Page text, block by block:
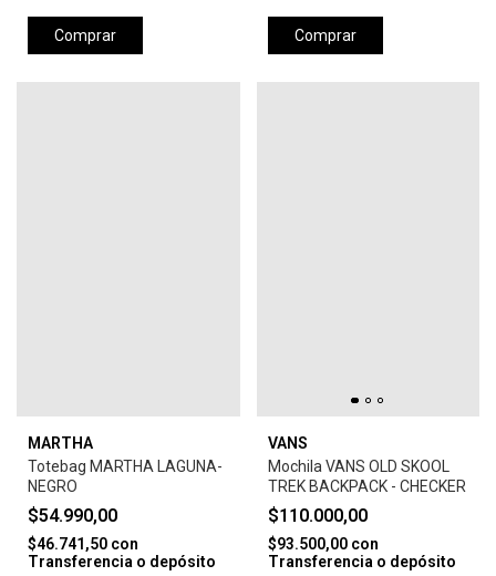
Comprar Comprar
MARTHA
Totebag MARTHA LAGUNA-
NEGRO
$54.990,00
$46.741,50 con
Transferencia o depósito
VANS
Mochila VANS OLD SKOOL
TREK BACKPACK - CHECKER
$110.000,00
$93.500,00 con
Transferencia o depósito